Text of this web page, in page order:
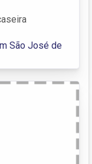
São José de